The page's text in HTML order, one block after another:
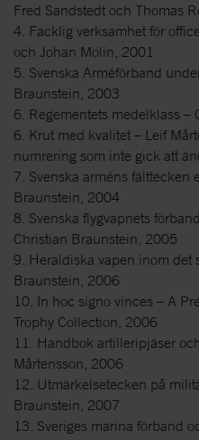
Fred Sandstedt och Thomas
4. Facklig verksamhet för
och Johan Molin, 2001
5. Svenska Arméförband
Braunstein, 2003
6. Regementets medelklass –
6. Krut med kvalitet – Leif
numrering som inte gick att
7. Svenska arméns fälttecken
Braunstein, 2004
8. Svenska flygvapnets
Christian Braunstein, 2005
9. Heraldiska vapen inom det
Braunstein, 2006
10. In hoc signo vinces – A
Trophy Collection, 2006
11. Handbok artilleripjäser
Mårtensson, 2006
12. Utmärkelsetecken på
Braunstein, 2007
13. Sveriges marina förband